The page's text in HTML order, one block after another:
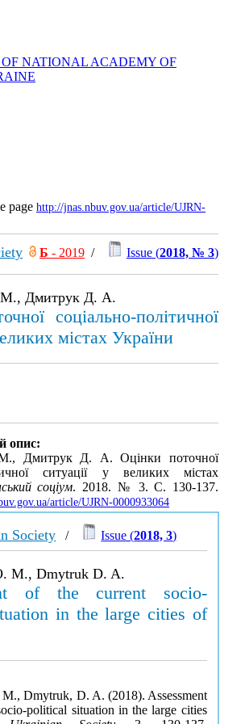
NATIONAL ACADEMY OF
page http://jnas.nbuv.gov.ua/article/UJRN-
Б - 2019 / Issue (2018, № 3)
М., Дмитрук Д. А.
соціально-політичної
містах України
опис:
М., Дмитрук Д. А. Оцінки поточної
ситуації у великих містах
соціум. 2018. № 3. С. 130-137.
article/UJRN-0000933064
Society / Issue (2018, 3)
M., Dmytruk D. A.
of the current socio-
in the large cities of
Dmytruk, D. A. (2018). Assessment
political situation in the large cities